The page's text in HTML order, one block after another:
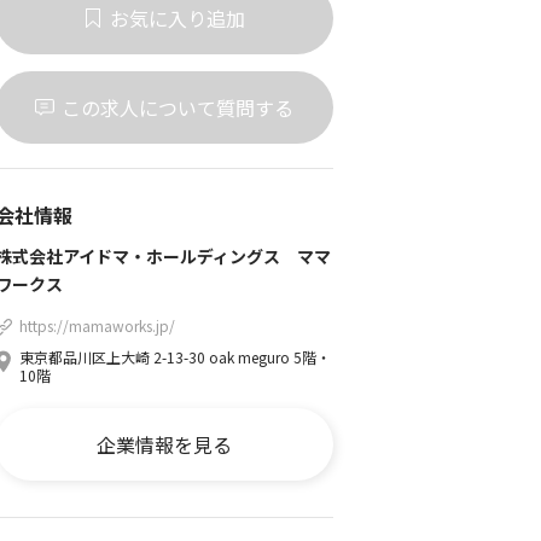
お気に入り追加
この求人について質問する
社情報
式会社アイドマ・ホールディングス ママ
ークス
https://mamaworks.jp/
東京都品川区上大崎 2-13-30 oak meguro 5階・
10階
企業情報を見る